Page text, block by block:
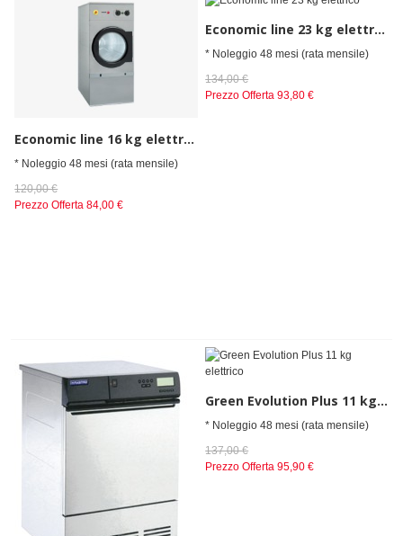
Economic line 16 kg elettrico
* Noleggio 48 mesi (rata mensile)
120,00 €
Prezzo Offerta 84,00 €
Economic line 23 kg elettrico
* Noleggio 48 mesi (rata mensile)
134,00 €
Prezzo Offerta 93,80 €
Green Evolution Plus 11 kg elettrico
* Noleggio 48 mesi (rata mensile)
137,00 €
Prezzo Offerta 95,90 €